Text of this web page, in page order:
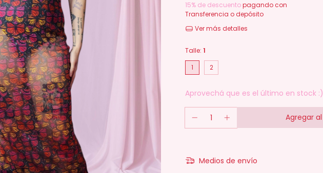
15% de descuentopagando con
Transferencia o depósito
Ver más detalles
Talle: 1
1
2
Aprovechá que es el último en stock :)
Medios de envío